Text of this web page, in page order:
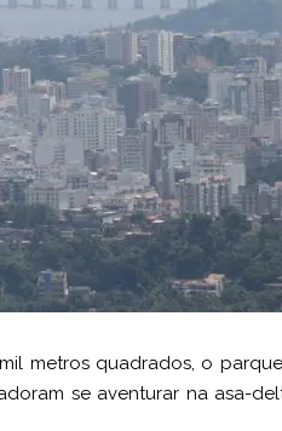
metros quadrados, o
se aventurar na asa-